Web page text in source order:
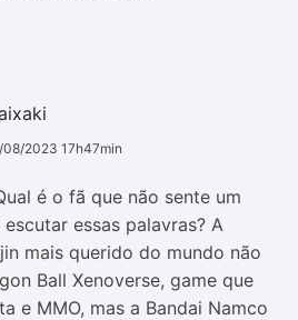
2023 17h47min
é o fã que não sente um
essas palavras? A
mais querido do mundo não
Ball Xenoverse, game que
e MMO, mas a Bandai Namco